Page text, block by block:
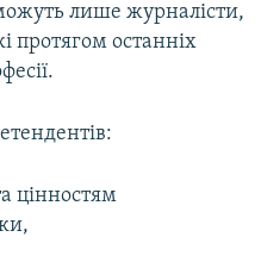
лише журналісти,
протягом останніх
цінностям